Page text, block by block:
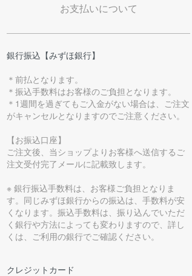
お支払いについて
銀行振込【みずほ銀行】
＊前払となります。
＊振込手数料はお客様のご負担となります。
＊1週間を過ぎてもご入金がない場合は、ご注文
がキャンセルとなりますのでご注意ください。
【お振込口座】
ご注文後、当ショップよりお客様へ送信するご
注文受付完了メールに記載致します。
※ 銀行振込手数料は、お客様ご負担となりま
す。同じみずほ銀行からの振込は、手数料が安
くなります。振込手数料は、振り込んでいただ
く銀行や方法によっても変わりますので、詳し
くは、ご利用の銀行でご確認ください。
クレジットカード